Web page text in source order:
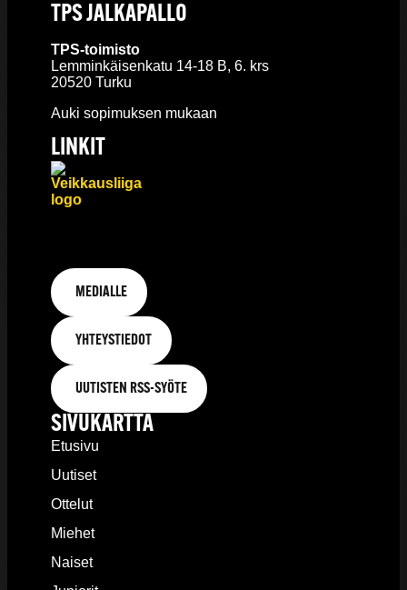
TPS JALKAPALLO
TPS-toimisto
Lemminkäisenkatu 14-18 B, 6. krs
20520 Turku
Auki sopimuksen mukaan
LINKIT
MEDIALLE
YHTEYSTIEDOT
UUTISTEN RSS-SYÖTE
SIVUKARTTA
Etusivu
Uutiset
Ottelut
Miehet
Naiset